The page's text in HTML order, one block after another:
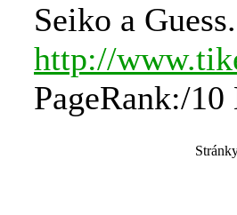
Seiko a Guess.
http://
PageRank:/